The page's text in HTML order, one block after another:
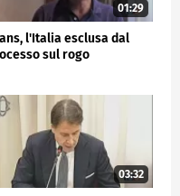
01:29
l'Italia esclusa dal
sul rogo
03:32